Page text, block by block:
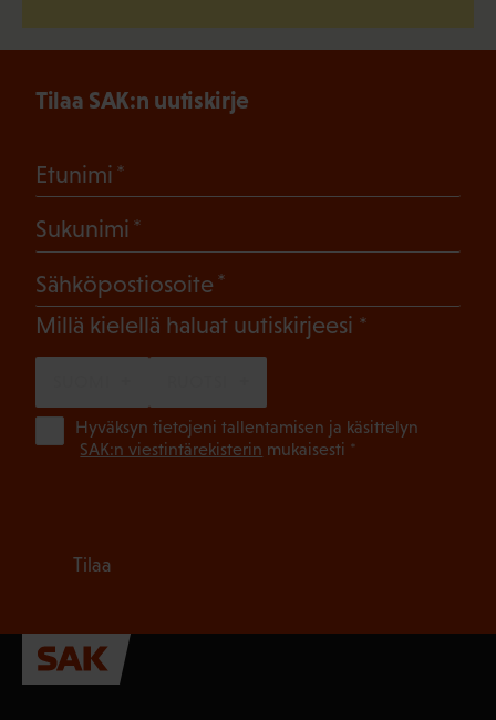
Tilaa SAK:n uutiskirje
Etunimi
Sukunimi
Sähköpostiosoite
Millä kielellä haluat uutiskirjeesi (Pakollinen)
Hyväksyn tietojeni tallentamisen ja käsittelyn
SAK:n viestintärekisterin mukaisesti *
Tilaa